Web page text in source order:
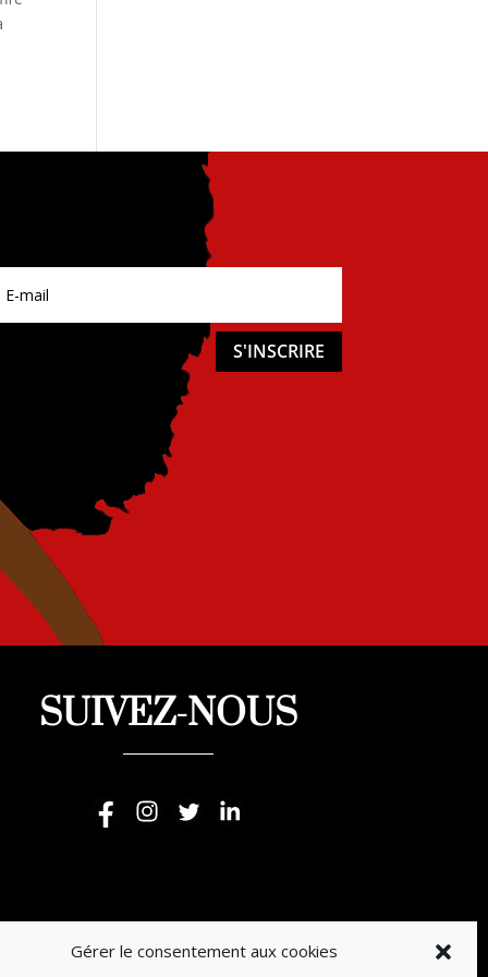
Gérer le consentement aux cookies
S'INSCRIRE
SUIVEZ-NOUS